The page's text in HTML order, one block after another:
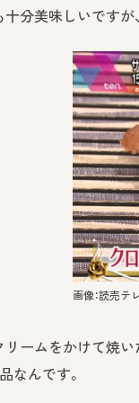
分美味しいですが
画像：読売テ
ームをかけて焼い
なんです。